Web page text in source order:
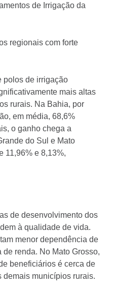
de Irrigação da
regionais com forte
polos de irrigação
mais altas
rurais. Na Bahia, por
em média, 68,6%
o ganho chega a
do Sul e Mato
11,96% e 8,13%,
de desenvolvimento dos
à qualidade de vida.
menor dependência de
renda. No Mato Grosso,
beneficiários é cerca de
demais municípios rurais.